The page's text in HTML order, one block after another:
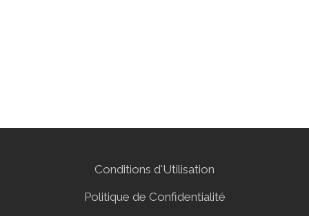
Conditions d'Utilisation
Politique de Confidentialité